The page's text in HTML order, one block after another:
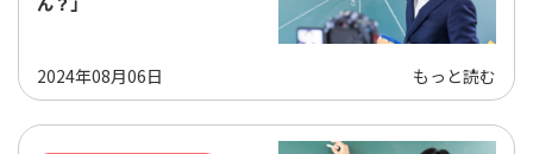
2024年08月06日 もっと読む